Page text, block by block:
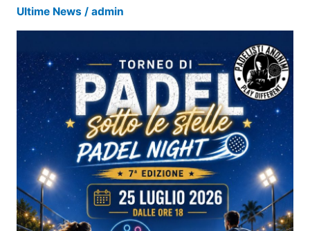
Ultime News/ admin